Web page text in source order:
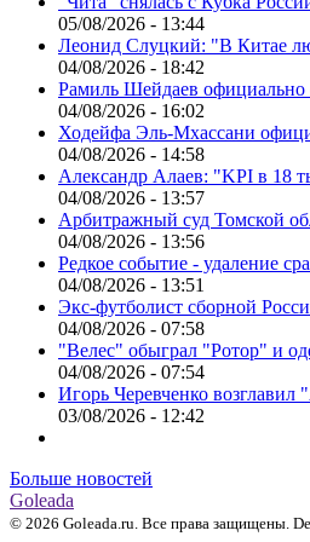
05/08/2026 - 13:44
Леонид Слуцкий: "В Китае
04/08/2026 - 18:42
Рамиль Шейдаев официально
04/08/2026 - 16:02
Ходейфа Эль-Мхассани
04/08/2026 - 14:58
Александр Алаев: "KPI в 18
04/08/2026 - 13:57
Арбитражный суд Томской
04/08/2026 - 13:56
Редкое событие - удаление
04/08/2026 - 13:51
Экс-футболист сборной
04/08/2026 - 07:58
"Велес" обыграл "Ротор" и
04/08/2026 - 07:54
Игорь Черевченко возглавил
03/08/2026 - 12:42
Больше новостей
Goleada
© 2026 Goleada.ru. Все права защищены.